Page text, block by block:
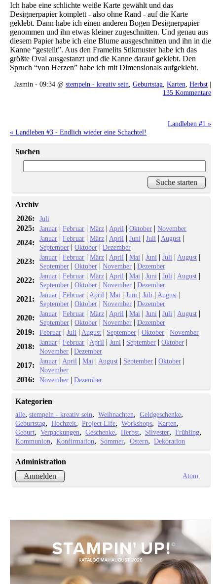
Ich habe eine schlichte weiße Karte gewählt und das
Designerpapier komplett - also ohne Rand - auf die Karte
geklebt. Dann habe ich einen anderen Bogen Designerpapier
genommen und ihn etwas kleiner zugeschnitten. Und genau aus
diesem Papier habe ich eine Blume ausgeschnitten und ihn in die
Kanne “gestellt”. Aus den Framelits Stikmuster habe ich das
größte Oval ausgestanzt und die Kanne darauf geklebt. Den
Spruch “von Herzen” habe ich mit Dimensionals aufgeklebt.
Jasmin - 09:34 @ stempeln - kreativ sein Geburtstag Karten Herbst |
135 Kommentare
Landleben #1 »
« Landleben #3 - Endlich wieder eine Schachtel!
Suchen
Archiv
2026:
Juli
2025: Januar |Februar |März | April |Oktober |November
2024: Januar |Februar |März | April |Juni |Juli | August |
September |Oktober |Dezember
2023: Januar |Februar |März | April |Mai |Juni |Juli | August |
September |Oktober |November |Dezember
2022: Januar |Februar |März | April |Mai |Juni |Juli | August |
September |Oktober |November |Dezember
2021: Januar |Februar | April |Mai |Juni |Juli | August |
September |Oktober |November |Dezember
2020: Januar |Februar |März | April |Mai |Juni |Juli | August |
September |Oktober |November |Dezember
2019: Februar |Juli | August | September |Oktober |November
2018: Januar |Februar | April |Juni | September |Oktober |
November |Dezember
2017: Januar | April |Mai | August | September |Oktober |
November
2016: November |Dezember
Kategorien
alle stempeln - kreativ sein Weihnachten
Geldgeschenke
Geburtstag
Hochzeit Project Life Workshops
Karten
Geburt
Verpackungen Geschenke Herbst Silvester
Frühling
Kommunion
Konfirmation Sommer Ostern Dekoration
Administration
Anmelden
Atom